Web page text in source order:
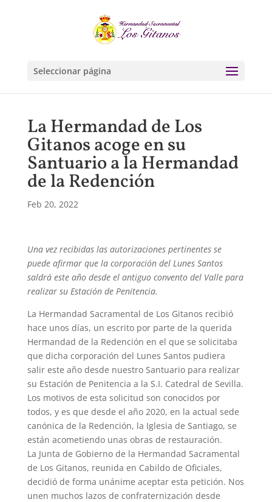
Seleccionar página
La Hermandad de Los
Gitanos acoge en su
Santuario a la Hermandad
de la Redención
Feb 20, 2022
Una vez recibidas las autorizaciones pertinentes se
puede afirmar que la corporación del Lunes Santos
saldrá este año desde el antiguo convento del Valle para
realizar su Estación de Penitencia.
La Hermandad Sacramental de Los Gitanos recibió
hace unos días, un escrito por parte de la querida
Hermandad de la Redención en el que se solicitaba
que dicha corporación del Lunes Santos pudiera
salir este año desde nuestro Santuario para realizar
su Estación de Penitencia a la S.I. Catedral de Sevilla.
Los motivos de esta solicitud son conocidos por
todos, y es que desde el año 2020, en la actual sede
canónica de la Redención, la Iglesia de Santiago, se
están acometiendo unas obras de restauración.
La Junta de Gobierno de la Hermandad Sacramental
de Los Gitanos, reunida en Cabildo de Oficiales,
decidió de forma unánime aceptar esta petición. Nos
unen muchos lazos de confraternización desde